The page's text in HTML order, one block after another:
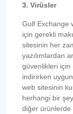
3. Virüsler
Gulf Exchange
için gerekli
sitesinin her
yazılımlardan
güvenlikleri
indirirken
web sitesinin
herhangi bir
diğer ürünlerde